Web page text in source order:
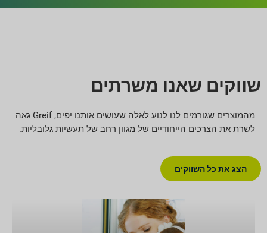
שווקים שאנו משרתים
מהמוצרים שגורמים לנו לנוע לאלה שעושים אותנו יפים, Greif גאה
לשרת את הצרכים הייחודיים של מגוון רחב של תעשיות גלובליות.
הצג את כל השווקים